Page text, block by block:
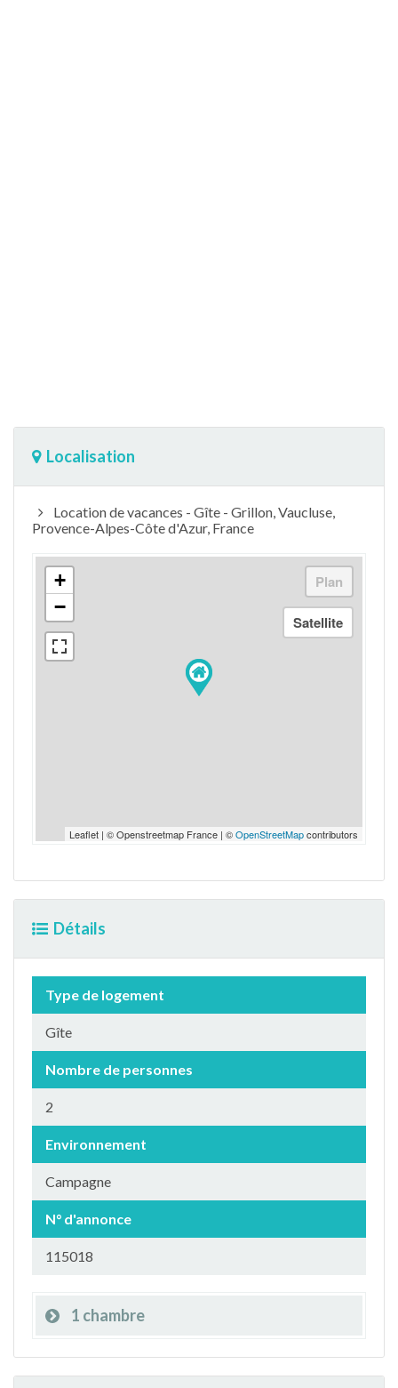
Localisation
Location de vacances - Gîte - Grillon, Vaucluse,
Provence-Alpes-Côte d'Azur, France
+
−
Leaflet | © Openstreetmap France | ©OpenStreetMapcontributors
Détails
Type de logement
Gîte
Nombre de personnes
2
Environnement
Campagne
N° d'annonce
115018
1 chambre